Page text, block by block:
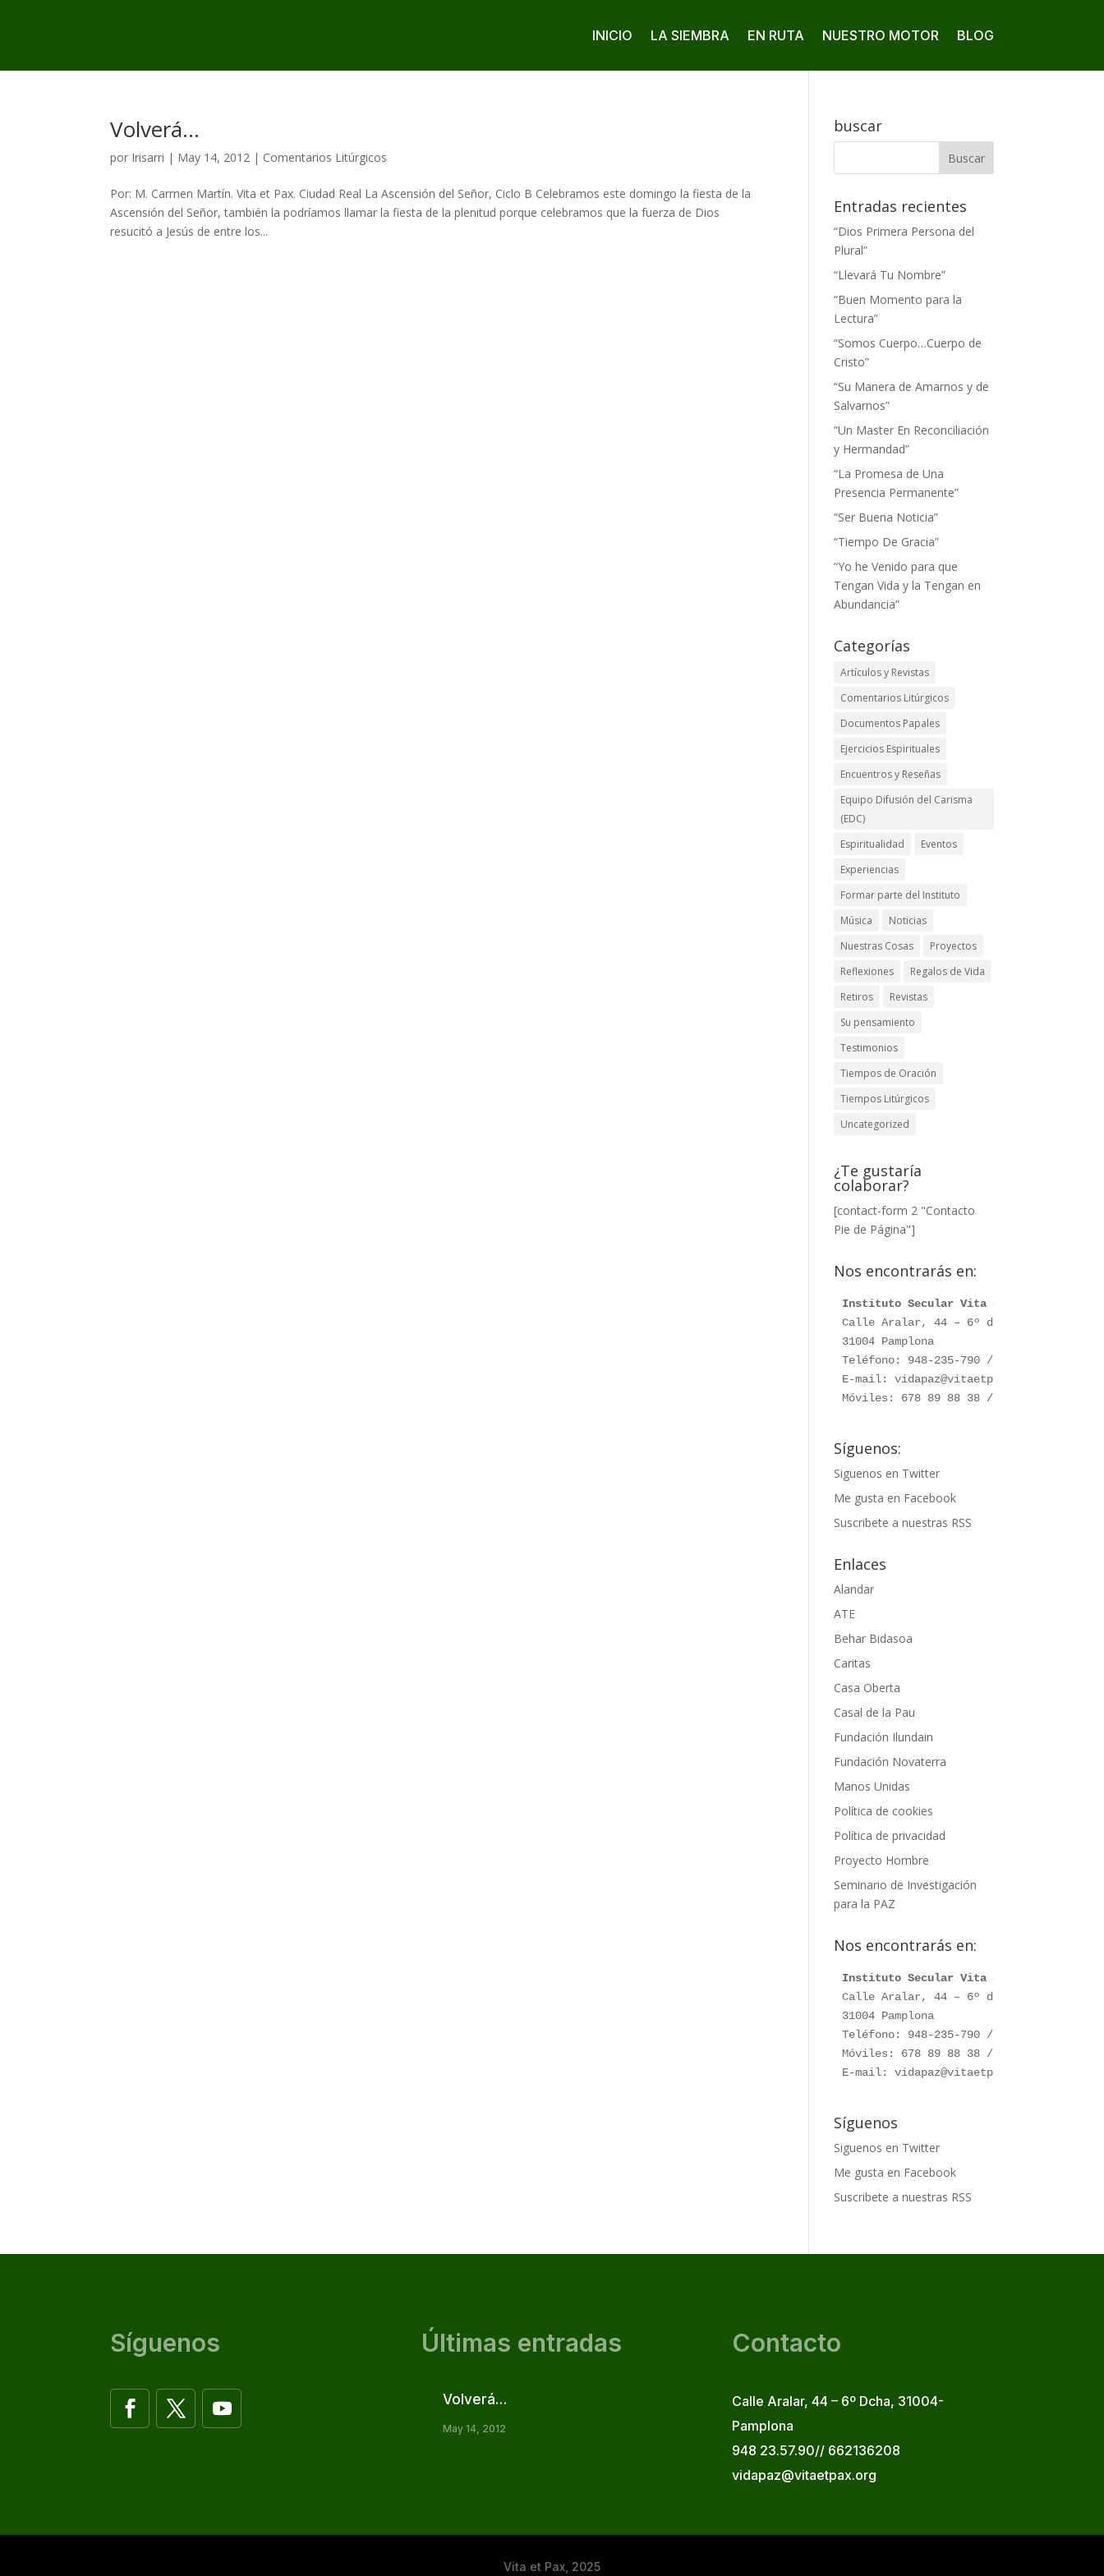
INICIO LA SIEMBRA EN RUTA NUESTRO MOTOR BLOG
Volverá…
por Irisarri | May 14, 2012 | Comentarios Litúrgicos
Por: M. Carmen Martín. Vita et Pax. Ciudad Real La Ascensión del Señor, Ciclo B Celebramos este domingo la fiesta de la
Ascensión del Señor, también la podríamos llamar la fiesta de la plenitud porque celebramos que la fuerza de Dios
resucitó a Jesús de entre los...
buscar
Entradas recientes
“Dios Primera Persona del
Plural”
“Llevará Tu Nombre”
“Buen Momento para la
Lectura”
“Somos Cuerpo…Cuerpo de
Cristo”
“Su Manera de Amarnos y de
Salvarnos”
“Un Master En Reconciliación
y Hermandad”
“La Promesa de Una
Presencia Permanente”
“Ser Buena Noticia”
“Tiempo De Gracia”
“Yo he Venido para que
Tengan Vida y la Tengan en
Abundancia”
Categorías
Artículos y Revistas
Comentarios Litúrgicos
Documentos Papales
Ejercicios Espirituales
Encuentros y Reseñas
Equipo Difusión del Carisma
(EDC)
Espiritualidad
Eventos
Experiencias
Formar parte del Instituto
Música
Noticias
Nuestras Cosas
Proyectos
Reflexiones
Regalos de Vida
Retiros
Revistas
Su pensamiento
Testimonios
Tiempos de Oración
Tiempos Litúrgicos
Uncategorized
¿Te gustaría
colaborar?
[contact-form 2 "Contacto
Pie de Página"]
Nos encontrarás en:
Instituto Secular Vita et Pax
Calle Aralar, 44 – 6º dcha.
31004 Pamplona
Teléfono: 948-235-790 / 948-230-787
E-mail: vidapaz@vitaetpax.org
Móviles: 678 89 88 38 /  660 76 91 28
Síguenos:
Siguenos en Twitter
Me gusta en Facebook
Suscribete a nuestras RSS
Enlaces
Alandar
ATE
Behar Bidasoa
Caritas
Casa Oberta
Casal de la Pau
Fundación Ilundain
Fundación Novaterra
Manos Unidas
Política de cookies
Política de privacidad
Proyecto Hombre
Seminario de Investigación
para la PAZ
Nos encontrarás en:
Instituto Secular Vita et Pax
Calle Aralar, 44 – 6º dcha.
31004 Pamplona
Teléfono: 948-235-790 / 948-230-787
Móviles: 678 89 88 38 / 660 76 91 28
E-mail: vidapaz@vitaetpax.org
Síguenos
Siguenos en Twitter
Me gusta en Facebook
Suscribete a nuestras RSS
Síguenos Últimas entradas
Volverá…
May 14, 2012
Contacto
Calle Aralar, 44 – 6º Dcha, 31004-
Pamplona
948 23.57.90// 662136208
vidapaz@vitaetpax.org
Vita et Pax, 2025